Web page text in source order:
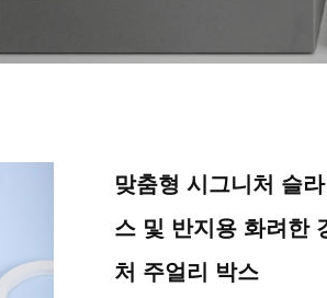
맞춤형 시그니처 슬
스 및 반지용 화려한
처 주얼리 박스